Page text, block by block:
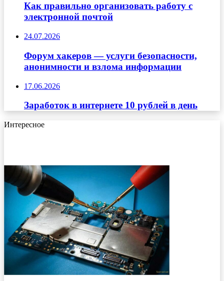
Как правильно организовать работу с
электронной почтой
24.07.2026
Форум хакеров — услуги безопасности,
анонимности и взлома информации
17.06.2026
Заработок в интернете 10 рублей в день
Интересное